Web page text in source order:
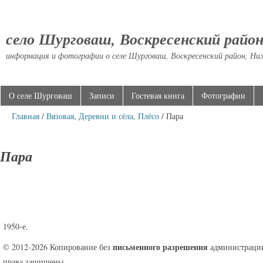
село Шурговаш, Воскресенский район
информация и фотографии о селе Шурговаш, Воскресенский район,
О селе Шурговаш Записи Гостевая книга Фотографии
Главная / Вязовая, Деревни и сёла, Плёсо / Пара
Пара
1950-е.
© 2012-2026 Копирование без письменного разрешения